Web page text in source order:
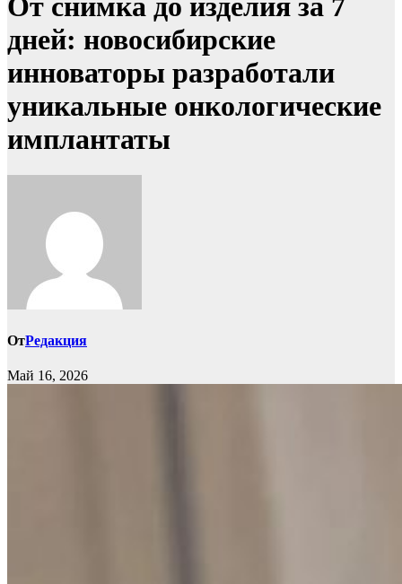
дней: новосибирские
инноваторы разработали
уникальные онкологические
имплантаты
ОтРедакция
Май 16, 2026